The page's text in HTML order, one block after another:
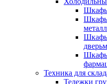
Шкафы
Шкафы
Техника для
Тележки